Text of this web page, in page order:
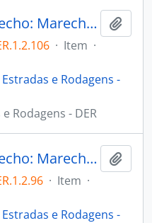
BR-31/ES - Jabaeté - Trecho: Marechal Floriano - Vitor Hugo. Firma: Carlos Fernandes e Cia. LTDA.
· Item ·
e Rodagens -
Rodagens - DER
BR-31/ES - Jabaeté - Trecho: Marechal Floriano. Firma: Cia. Mineira Obras S.A
· Item ·
e Rodagens -